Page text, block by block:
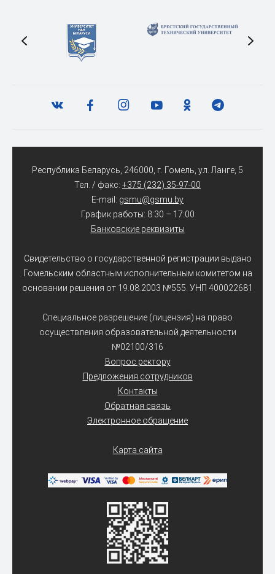
Республика Беларусь, 246000, г. Гомель, ул. Ланге, 5
Тел. / факс: +375 (232) 35-97-00
E-mail: gsmu@gsmu.by
График работы: 8:30 – 17:00
Банковские реквизиты
Свидетельство о государственной регистрации выдано
Гомельским областным исполнительным комитетом на
основании решения от 19.08.2003 №555. УНП 400022681
Специальное разрешение (лицензия) на право
осуществления образовательной деятельности
№02100/316
Вопрос ректору
Предложения сотрудников
Контакты
Обратная связь
Электронное обращение
Карта сайта